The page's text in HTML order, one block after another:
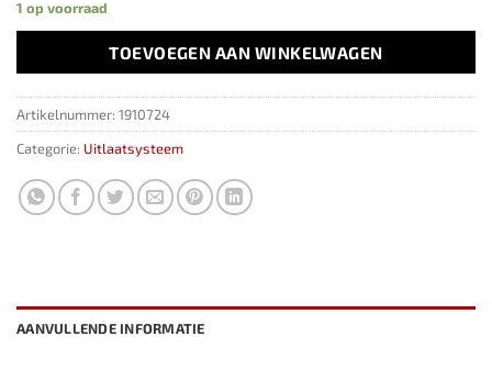
1 op voorraad
TOEVOEGEN AAN WINKELWAGEN
Artikelnummer: 1910724
Categorie: Uitlaatsysteem
AANVULLENDE INFORMATIE